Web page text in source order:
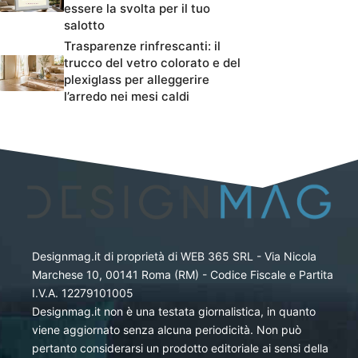
essere la svolta per il tuo
salotto
Trasparenze rinfrescanti: il
trucco del vetro colorato e del
plexiglass per alleggerire
l’arredo nei mesi caldi
Designmag.it di proprietà di WEB 365 SRL - Via Nicola
Marchese 10, 00141 Roma (RM) - Codice Fiscale e Partita
I.V.A. 12279101005
Designmag.it non è una testata giornalistica, in quanto
viene aggiornato senza alcuna periodicità. Non può
pertanto considerarsi un prodotto editoriale ai sensi della